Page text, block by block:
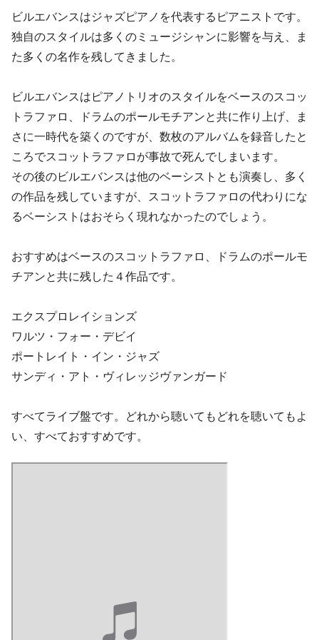
ビルエバンスはジャズピアノを代表するピアニストです。
独自のスタイルは多くのミュージシャンに影響を与え、ま
た多くの名作を残してきました。
ビルエバンスはピアノトリオのスタイルをベースのスコッ
トラファロ、ドラムのポールモチアンと共に作り上げ、ま
さに一時代を築くのですが、数枚のアルバムを録音したと
ころでスコットラファロが事故で死んでしまいます。
その後のビルエバンスは他のベーシストとも演奏し、多く
の作品を残していますが、スコットラファロの代わりにな
るベーシストはおそらく現れなかったのでしょう。
おすすめはベースのスコットラファロ、ドラムのポールモ
チアンと共に残した４作品です。
エクスプロレイションズ
ワルツ・フォー・デビイ
ポートレイト・イン・ジャズ
サンディ・アト・ヴィレッジヴァンガード
すべてライブ盤です。どれから聴いてもどれを聴いてもよ
い、すべておすすめです。